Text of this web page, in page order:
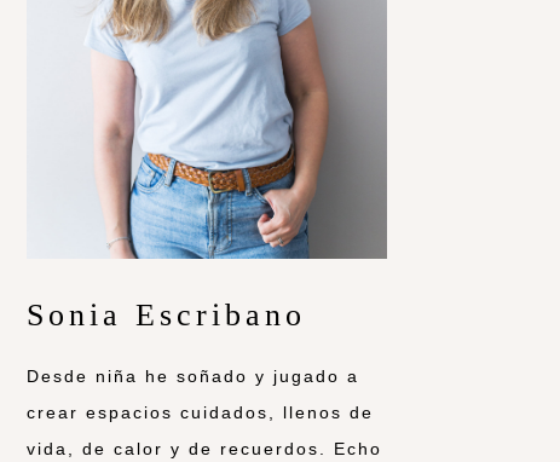
Sonia Escribano
Desde niña he soñado y jugado a
crear espacios cuidados, llenos de
vida, de calor y de recuerdos. Echo